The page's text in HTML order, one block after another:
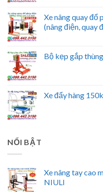
Xe nâng quay
(nâng điện, quay
Bộ kẹp gắp
Xe đẩy hàng
NỔI BẬT
Xe nâng tay cao
NIULI